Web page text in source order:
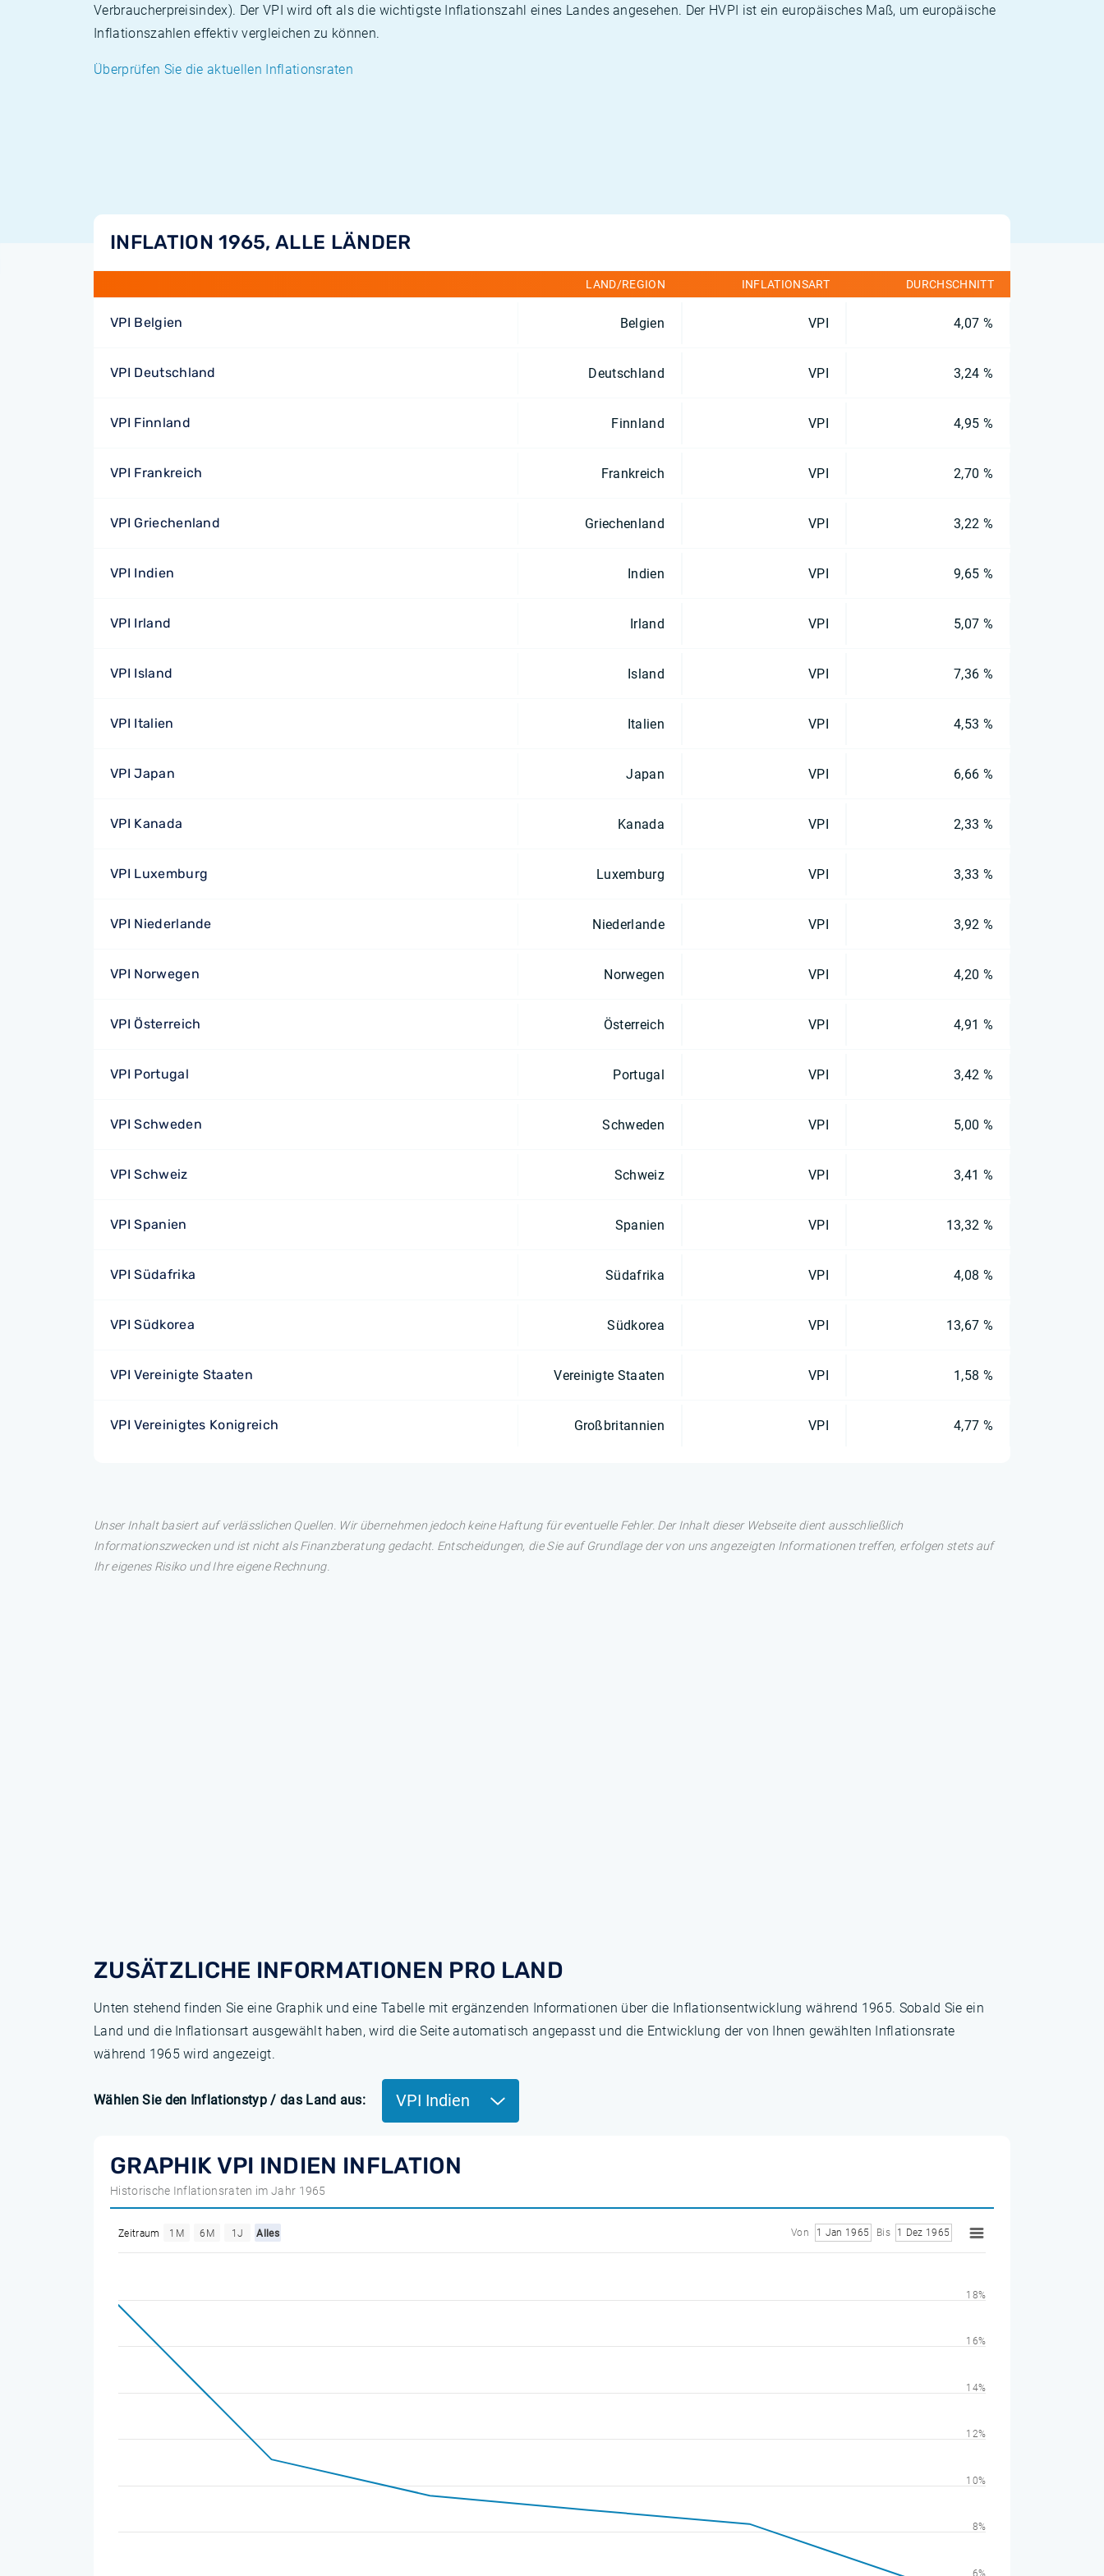
Verbraucherpreisindex). Der VPI wird oft als die wichtigste Inflationszahl eines Landes angesehen. Der HVPI ist ein europäisches Maß, um europäische
Inflationszahlen effektiv vergleichen zu können.
Überprüfen Sie die aktuellen Inflationsraten
INFLATION 1965, ALLE LÄNDER
LAND/REGION INFLATIONSART DURCHSCHNITT
VPI Belgien Belgien VPI 4,07 %
VPI Deutschland Deutschland VPI 3,24 %
VPI Finnland Finnland VPI 4,95 %
VPI Frankreich Frankreich VPI 2,70 %
VPI Griechenland Griechenland VPI 3,22 %
VPI Indien Indien VPI 9,65 %
VPI Irland Irland VPI 5,07 %
VPI Island Island VPI 7,36 %
VPI Italien Italien VPI 4,53 %
VPI Japan Japan VPI 6,66 %
VPI Kanada Kanada VPI 2,33 %
VPI Luxemburg Luxemburg VPI 3,33 %
VPI Niederlande Niederlande VPI 3,92 %
VPI Norwegen Norwegen VPI 4,20 %
VPI Österreich Österreich VPI 4,91 %
VPI Portugal Portugal VPI 3,42 %
VPI Schweden Schweden VPI 5,00 %
VPI Schweiz Schweiz VPI 3,41 %
VPI Spanien Spanien VPI 13,32 %
VPI Südafrika Südafrika VPI 4,08 %
VPI Südkorea Südkorea VPI 13,67 %
VPI Vereinigte Staaten Vereinigte Staaten VPI 1,58 %
VPI Vereinigtes Konigreich Großbritannien VPI 4,77 %
Unser Inhalt basiert auf verlässlichen Quellen. Wir übernehmen jedoch keine Haftung für eventuelle Fehler. Der Inhalt dieser Webseite dient ausschließlich
Informationszwecken und ist nicht als Finanzberatung gedacht. Entscheidungen, die Sie auf Grundlage der von uns angezeigten Informationen treffen, erfolgen stets auf
Ihr eigenes Risiko und Ihre eigene Rechnung.
ZUSÄTZLICHE INFORMATIONEN PRO LAND
Unten stehend finden Sie eine Graphik und eine Tabelle mit ergänzenden Informationen über die Inflationsentwicklung während 1965. Sobald Sie ein
Land und die Inflationsart ausgewählt haben, wird die Seite automatisch angepasst und die Entwicklung der von Ihnen gewählten Inflationsrate
während 1965 wird angezeigt.
Wählen Sie den Inflationstyp / das Land aus: VPI Indien
GRAPHIK VPI INDIEN INFLATION
Historische Inflationsraten im Jahr 1965
Zeitraum 1M 6M 1J Alles Von 1 Jan 1965 Bis 1 Dez 1965
6%
8%
10%
12%
14%
16%
18%